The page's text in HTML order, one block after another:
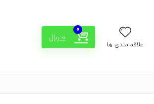
علاقه مندی ها
0
0 ﷼